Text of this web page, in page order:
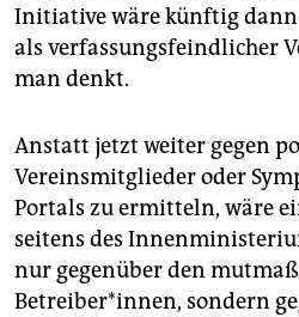
Initiative wäre künftig
als verfassungsfeindlicher
man denkt.
Anstatt jetzt weiter gegen
Vereinsmitglieder oder
Portals zu ermitteln, wäre
seitens des
nur gegenüber den
Betreiber*innen, sondern